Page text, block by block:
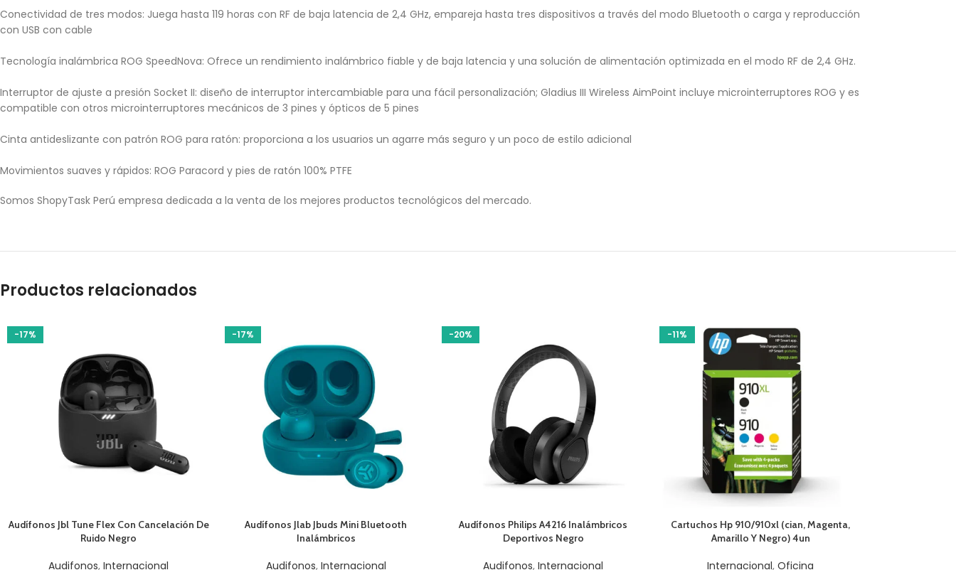
Conectividad de tres modos: Juega hasta 119 horas con RF de baja latencia de 2,4 GHz, empareja hasta tres dispositivos a través del modo Bluetooth o carga y reproducción
con USB con cable
Tecnología inalámbrica ROG SpeedNova: Ofrece un rendimiento inalámbrico fiable y de baja latencia y una solución de alimentación optimizada en el modo RF de 2,4 GHz.
Interruptor de ajuste a presión Socket II: diseño de interruptor intercambiable para una fácil personalización; Gladius III Wireless AimPoint incluye microinterruptores ROG y es
compatible con otros microinterruptores mecánicos de 3 pines y ópticos de 5 pines
Cinta antideslizante con patrón ROG para ratón: proporciona a los usuarios un agarre más seguro y un poco de estilo adicional
Movimientos suaves y rápidos: ROG Paracord y pies de ratón 100% PTFE
Somos ShopyTask Perú empresa dedicada a la venta de los mejores productos tecnológicos del mercado.
Productos relacionados
-17%
AÑADIR AL CARRITO
Audífonos Jbl Tune Flex Con Cancelación De
Ruido Negro
Audifonos,Internacional
-17%
AÑADIR AL CARRITO
Audífonos Jlab Jbuds Mini Bluetooth
Inalámbricos
Audifonos, Internacional
-20%
AÑADIR AL CARRITO
Audífonos Philips A4216 Inalámbricos
Deportivos Negro
Audifonos,Internacional
-11%
AÑADIR AL CARRITO
Cartuchos Hp 910/910xl (cian, Magenta,
Amarillo Y Negro) 4un
Internacional,Oficina